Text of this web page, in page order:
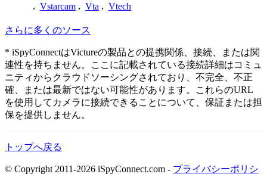
, Vstarcam , Vta , Vtech
さらに多くのソース
* iSpyConnectはVictureの製品との提携関係、接続、または関
連性を持ちません。ここに記載されている接続詳細はコミュ
ニティからクラウドソーシングされており、不完全、不正
確、または最新ではない可能性があります。これらのURL
を使用してカメラに接続できることについて、保証または担
保を提供しません。
トップへ戻る
© Copyright 2011-2026 iSpyConnect.com - プライバシーポリシ